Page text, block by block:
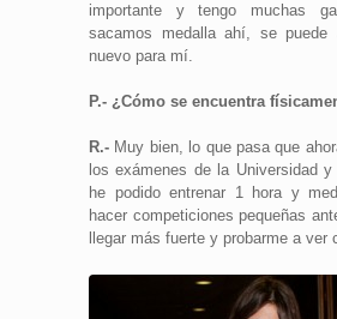
importante y tengo muchas
sacamos medalla ahí, se puede
nuevo para mí.
P.- ¿Cómo se encuentra
R.- Muy bien, lo que pasa que
los exámenes de la Universidad
he podido entrenar 1 hora y
hacer competiciones pequeñas
llegar más fuerte y probarme a ver